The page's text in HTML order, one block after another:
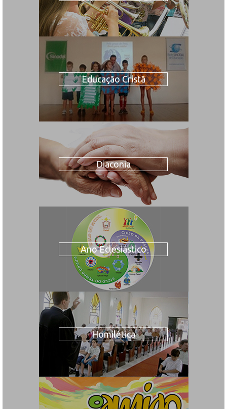
Educação Cristã
Diaconia
Ano Eclesiástico
Homilética